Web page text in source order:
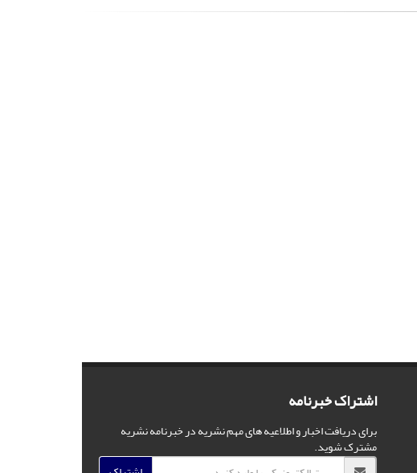
اشتراک خبرنامه
برای دریافت اخبار و اطلاعیه های مهم نشریه در خبرنامه نشریه
مشترک شوید.